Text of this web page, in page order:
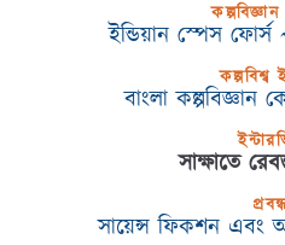
কল্পবিজ্ঞান
ইন্ডিয়ান স্পেস
কল্পবিশ্ব
বাংলা কল্পবিজ্ঞান
সাক্ষাতে
সায়েন্স ফিকশন এবং